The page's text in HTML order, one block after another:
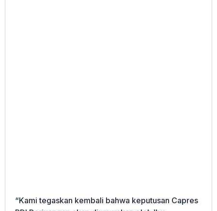
“Kami tegaskan kembali bahwa keputusan Capres